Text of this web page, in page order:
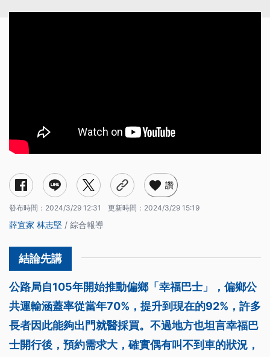
讚
發布時間： 2024/3/29 12:31 更新時間： 2024/3/29 15:19
薛宜家 林志堅 / 綜合報導
公路局自105年開始推動偏鄉「幸福巴士」，偏鄉公
共運輸涵蓋率從當年70%，提升到現在的92%，許多
長者因此能夠出門就醫採買。不過地方也坦言幸福巴
士開行後，預約需求大，確實偶有叫不到車的狀況，